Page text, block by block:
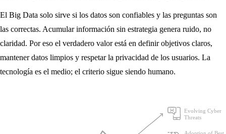
El Big Data solo sirve si los datos son confiables y las preguntas son
las correctas. Acumular información sin estrategia genera ruido, no
claridad. Por eso el verdadero valor está en definir objetivos claros,
mantener datos limpios y respetar la privacidad de los usuarios. La
tecnología es el medio; el criterio sigue siendo humano.